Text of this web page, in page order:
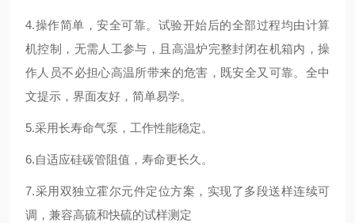
4.操作简单，安全可靠。试验开始后的全部过程均由计算
机控制，无需人工参与，且高温炉完整封闭在机箱内，操
作人员不必担心高温所带来的危害，既安全又可靠。全中
文提示，界面友好，简单易学。
5.采用长寿命气泵，工作性能稳定。
6.自适应硅碳管阻值，寿命更长久。
7.采用双独立霍尔元件定位方案，实现了多段送样连续可
调，兼容高硫和快硫的试样测定